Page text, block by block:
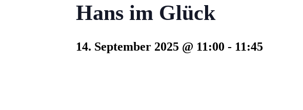
Hans im Glück
14. September 2025 @ 11:00 - 11:45